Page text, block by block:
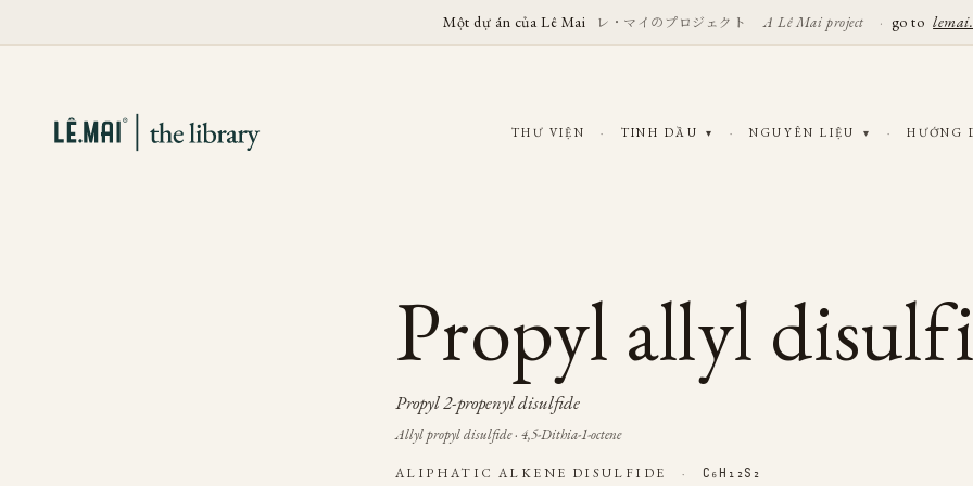
Một dự án của Lê Mai レ・マイのプロジェクト A Lê Mai project · go to
THƯ VIỆN · TINH DẦU ▾ · NGUYÊN LIỆU ▾ · HƯỚNG
Propyl allyl
Propyl 2-propenyl disulfide
Allyl propyl disulfide · 4,5-Dithia-1-octene
ALIPHATIC ALKENE DISULFIDE · C₆H₁₂S₂